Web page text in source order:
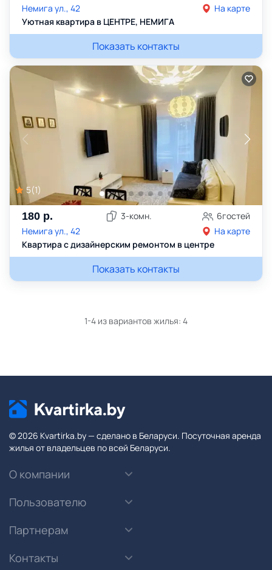
Немига ул., 42
На карте
Уютная квартира в ЦЕНТРЕ, НЕМИГА
Показать контакты
5(1)
180 р. 3-комн. 6гостей
Немига ул., 42
На карте
Квартира с дизайнерским ремонтом в центре
Показать контакты
1-4 из вариантов жилья: 4
© 2026 Kvartirka.by — сделано в Беларуси. Посуточная аренда
жилья от владельцев по всей Беларуси.
О компании
Пользователю
Партнерам
Контакты